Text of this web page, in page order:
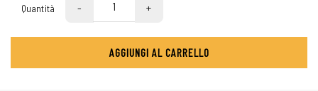
Quantità - +
AGGIUNGI AL CARRELLO